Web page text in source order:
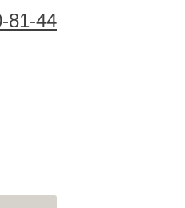
81-44